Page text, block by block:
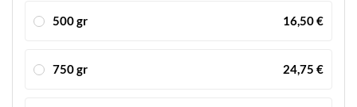
500 gr 16,50 €
750 gr 24,75 €